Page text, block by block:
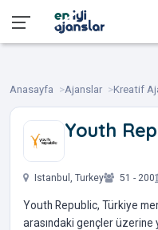
Anasayfa Ajanslar Kreatif
Youth
Istanbul, Turkey 51 - 200
Youth Republic, Türkiye
arasındaki gençler üzerine